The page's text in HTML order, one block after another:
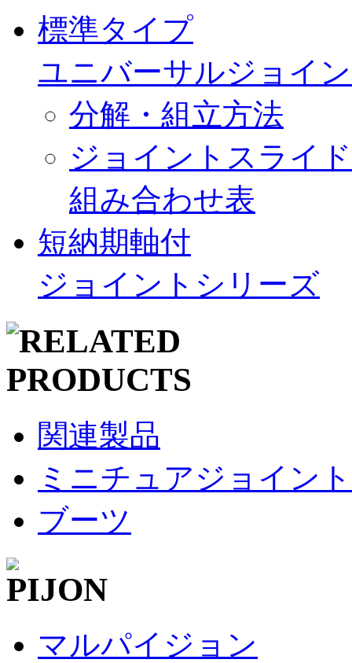
標準タイプ
ユニバーサルジョイ
分解・組立方法
ジョイントスライ
組み合わせ表
短納期軸付
ジョイントシリーズ
関連製品
ミニチュアジョイント
ブーツ
マルパイジョン